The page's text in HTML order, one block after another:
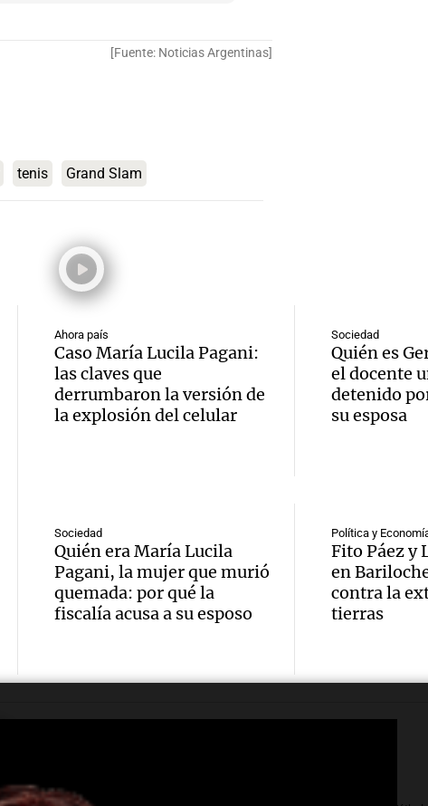
[Fuente: Noticias Argentinas]
tenis Grand Slam
jueves
Panorama
Episodios
Boca,
donde
mano
La
Episodios
Audio.
sobre
alertó
Niño
Audio.
para
Audio.
Ahora país
Caso María Lucila Pagani:
las claves que
derrumbaron la versión de
la explosión del celular
Sociedad
Quién es
el docente
detenido
su esposa
Sociedad
Quién era María Lucila
Pagani, la mujer que murió
quemada: por qué la
fiscalía acusa a su esposo
Política y
Fito Páez y
en
contra la
tierras